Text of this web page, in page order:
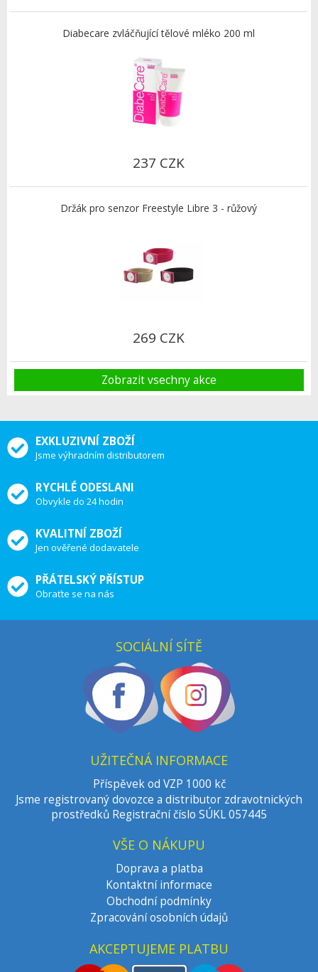
Diabecare zvláčňující tělové mléko 200 ml
237 CZK
Držák pro senzor Freestyle Libre 3 - růžový
269 CZK
Zobrazit vsechny akce
EXKLUZIVNÍ ZBOŽÍ
Jsme výhradním distributorem
RYCHLÉ ODESLANI
Obvykle do 24 hodin
KVALITNÍ ZBOŽÍ
Jen ověřené dodavatele
PŘÁTELSKÝ PŘÍSTUP
Obraťte se na nás
SOCIÁLNÍ SÍTĚ
UŽITEČNÁ INFORMACE
Příspěvek od VZP 1000 kč
Jsme registrovaný dovozce a distributor zdravotnických
prostředků Registrační číslo SÚKL 057445
VŠE O NÁKUPU
Doprava a platba
Kontaktní informace
Obchodní podmínky
Zpracování osobních údajů
AKCEPTUJEME PLATBU